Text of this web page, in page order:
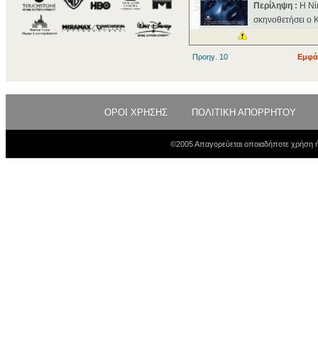
Περίληψη : H
σκηνοθετήσει ο
Προηγ. 10
ΟΡΟΙ ΧΡΗΣΗΣ ΠΟΛΙΤΙΚΗ ΑΠΟΡΡΗΤΟΥ
©2005 Απαγορεύεται οποιαδήποτε χρήση